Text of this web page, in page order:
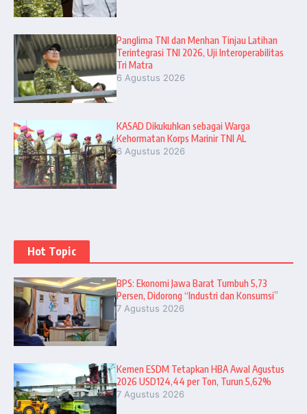
Panglima TNI dan Menhan Tinjau Latihan
Terintegrasi TNI 2026, Uji Interoperabilitas
Tri Matra
6 Agustus 2026
KASAD Dikukuhkan sebagai Warga
Kehormatan Korps Marinir TNI AL
6 Agustus 2026
Hot Topic
BPS: Ekonomi Jawa Barat Tumbuh 5,73
Persen, Didorong “Industri dan Konsumsi”
7 Agustus 2026
Kemen ESDM Tetapkan HBA Awal Agustus
2026 USD124,44 per Ton, Turun 5,62%
7 Agustus 2026